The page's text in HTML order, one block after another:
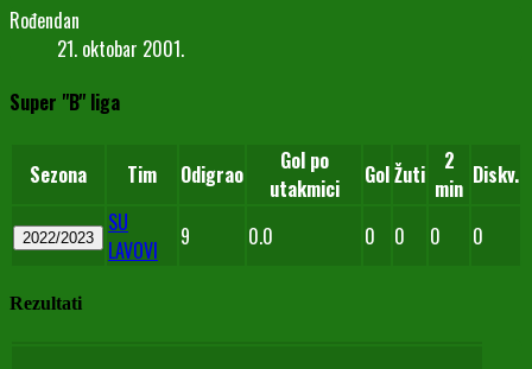
Rođendan
21. oktobar 2001.
Super "B" liga
Sezona Tim Odigrao
Gol po
utakmici
GolŽuti
2
min Diskv.
2022/2023
SU
LAVOVI
9 0.0 0 0 0 0
Rezultati